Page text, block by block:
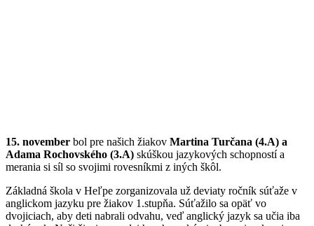
15. november bol pre našich žiakov Martina Turčana (4.A) a
Adama Rochovského (3.A) skúškou jazykových schopností a
merania si síl so svojimi rovesníkmi z iných škôl.
Základná škola v Heľpe zorganizovala už deviaty ročník súťaže v
anglickom jazyku pre žiakov 1.stupňa. Súťažilo sa opäť vo
dvojiciach, aby deti nabrali odvahu, veď anglický jazyk sa učia iba